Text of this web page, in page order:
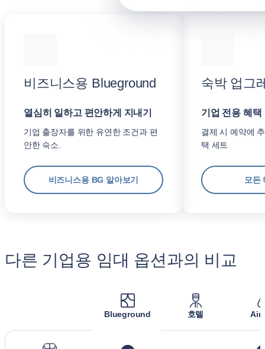
비즈니스용 Blueground
열심히 일하고 편안하게 지내기
기업 출장자를 위한 유연한 조건과 편
안한 숙소.
비즈니스용 BG 알아보기
숙박 업그
기업 전용 혜택
결제 시 예약에
택 세트
모든
다른 기업용 임대 옵션과의 비교
Blueground 호텔